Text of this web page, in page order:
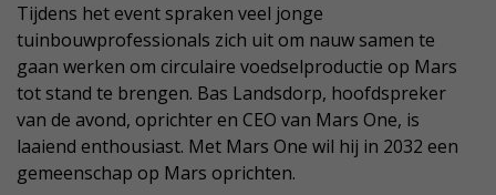
Tijdens het event spraken veel jonge
tuinbouwprofessionals zich uit om nauw samen te
gaan werken om circulaire voedselproductie op Mars
tot stand te brengen. Bas Landsdorp, hoofdspreker
van de avond, oprichter en CEO van Mars One, is
laaiend enthousiast. Met Mars One wil hij in 2032 een
gemeenschap op Mars oprichten.